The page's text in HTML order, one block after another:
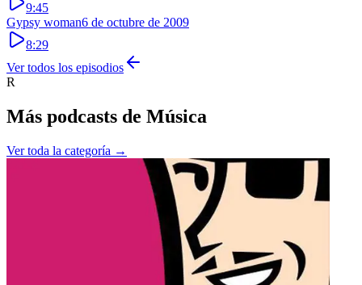
9:45
Gypsy woman6 de octubre de 2009
8:29
Ver todos los episodios
R
Más podcasts de Música
Ver toda la categoría →